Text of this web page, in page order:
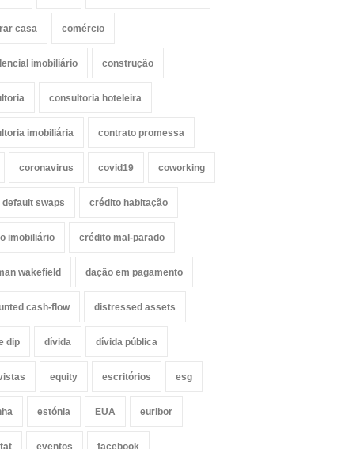
casa comércio
imobiliário construção
consultoria hoteleira
imobiliária contrato promessa
coronavirus covid19 coworking
swaps crédito habitação
imobiliário crédito mal-parado
wakefield dação em pagamento
cash-flow distressed assets
dip dívida dívida pública
equity escritórios esg
estónia EUA euribor
eventos facebook